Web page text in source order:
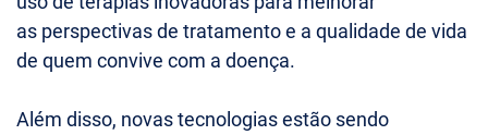
as perspectivas de tratamento e a qualidade de vida
de quem convive com a doença.
Além disso, novas tecnologias estão sendo